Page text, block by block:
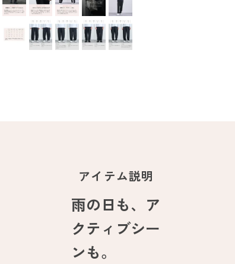
アイテム説明
雨の日も、ア
クティブシー
ンも。